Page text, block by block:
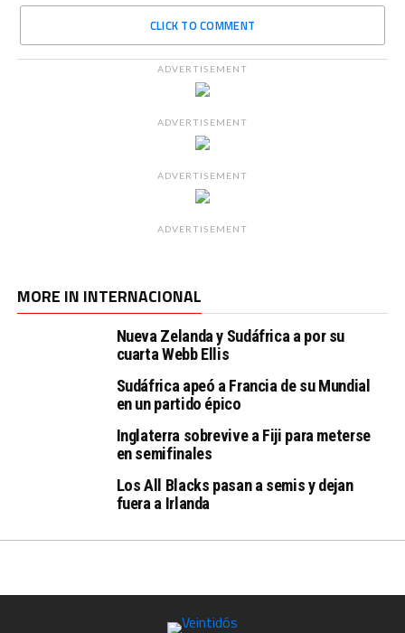
CLICK TO COMMENT
ADVERTISEMENT
ADVERTISEMENT
ADVERTISEMENT
ADVERTISEMENT
MORE IN INTERNACIONAL
Nueva Zelanda y Sudáfrica a por su
cuarta Webb Ellis
Sudáfrica apeó a Francia de su Mundial
en un partido épico
Inglaterra sobrevive a Fiji para meterse
en semifinales
Los All Blacks pasan a semis y dejan
fuera a Irlanda